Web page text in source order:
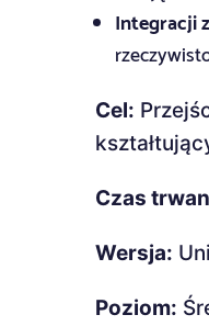
Integracji
Cel:
Czas
Wersja:
Poziom: